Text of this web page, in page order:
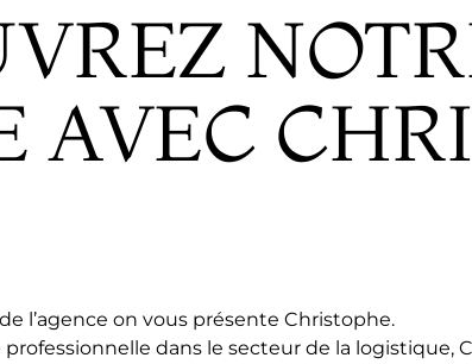
AVEC
l’agence on vous présente Christophe.
dans le secteur de la logistique,